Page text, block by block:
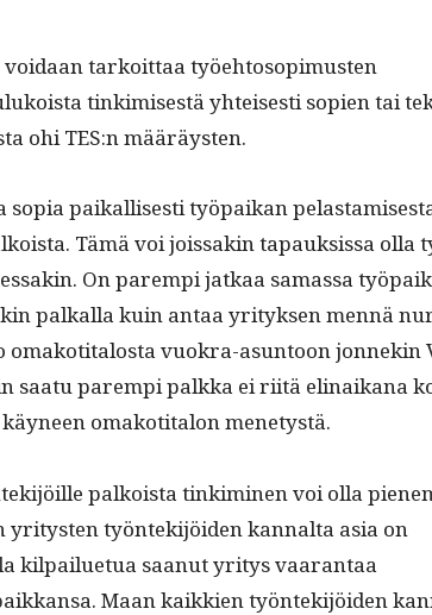
tarkoit­taa työe­htosopimusten
tin­kimis­es­tä yhteis­es­ti sopi­en tai
ohi TES:n määräysten.
sopia paikallis­es­ti työ­paikan
Tämä voi jois­sakin tapauk­sis­sa olla
On parem­pi jatkaa samas­sa
pal­ka­lla kuin antaa yri­tyk­sen men­nä
omakoti­talosta vuokra-asun­toon jon­nekin
saatu parem­pi palk­ka ei riitä eli­naikana
omakoti­talon menetystä.
palkoista tin­kimi­nen voi olla
yri­tys­ten työn­tek­i­jöi­den kannal­ta asia on
kil­pailue­t­ua saanut yri­tys vaaran­taa
Maan kaikkien työn­tek­i­jöi­den